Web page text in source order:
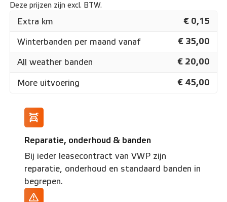
Deze prijzen zijn excl. BTW.
Extra km € 0,15
Winterbanden per maand vanaf € 35,00
All weather banden € 20,00
More uitvoering € 45,00
Reparatie, onderhoud & banden
Bij ieder leasecontract van VWP zijn
reparatie, onderhoud en standaard banden in
begrepen.